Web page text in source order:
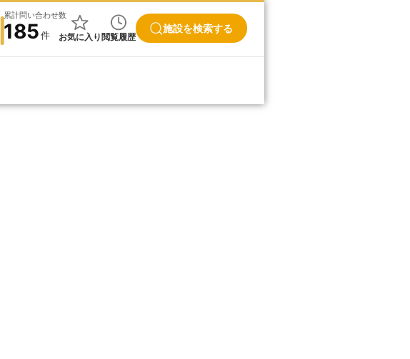
累計問い合わせ数
185件 お気に入り閲覧履歴
施設を検索する